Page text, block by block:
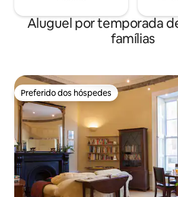
Aluguel por temporada
famílias
Preferido dos hóspedes
Preferido dos hóspedes